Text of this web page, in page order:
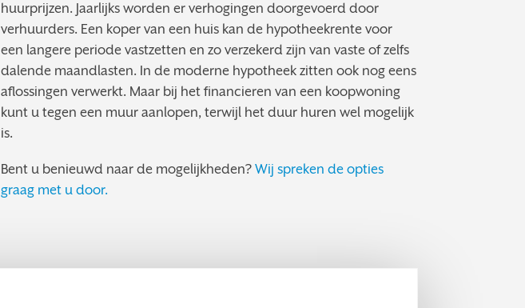
huurprijzen. Jaarlijks worden er verhogingen doorgevoerd door
verhuurders. Een koper van een huis kan de hypotheekrente voor
een langere periode vastzetten en zo verzekerd zijn van vaste of zelfs
dalende maandlasten. In de moderne hypotheek zitten ook nog eens
aflossingen verwerkt. Maar bij het financieren van een koopwoning
kunt u tegen een muur aanlopen, terwijl het duur huren wel mogelijk
is.
Bent u benieuwd naar de mogelijkheden?Wij spreken de opties
graag met u door.